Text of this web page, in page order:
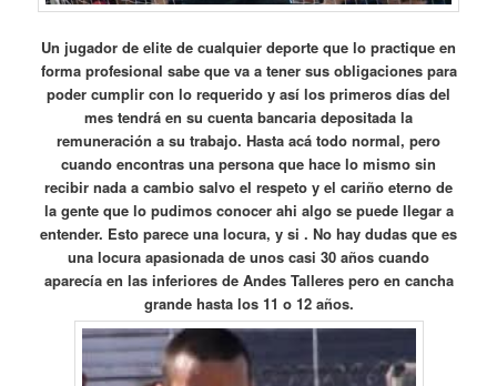
Un jugador de elite de cualquier deporte que lo practique en
forma profesional sabe que va a tener sus obligaciones para
poder cumplir con lo requerido y así los primeros días del
mes tendrá en su cuenta bancaria depositada la
remuneración a su trabajo. Hasta acá todo normal, pero
cuando encontras una persona que hace lo mismo sin
recibir nada a cambio salvo el respeto y el cariño eterno de
la gente que lo pudimos conocer ahi algo se puede llegar a
entender. Esto parece una locura, y si . No hay dudas que es
una locura apasionada de unos casi 30 años cuando
aparecía en las inferiores de Andes Talleres pero en cancha
grande hasta los 11 o 12 años.